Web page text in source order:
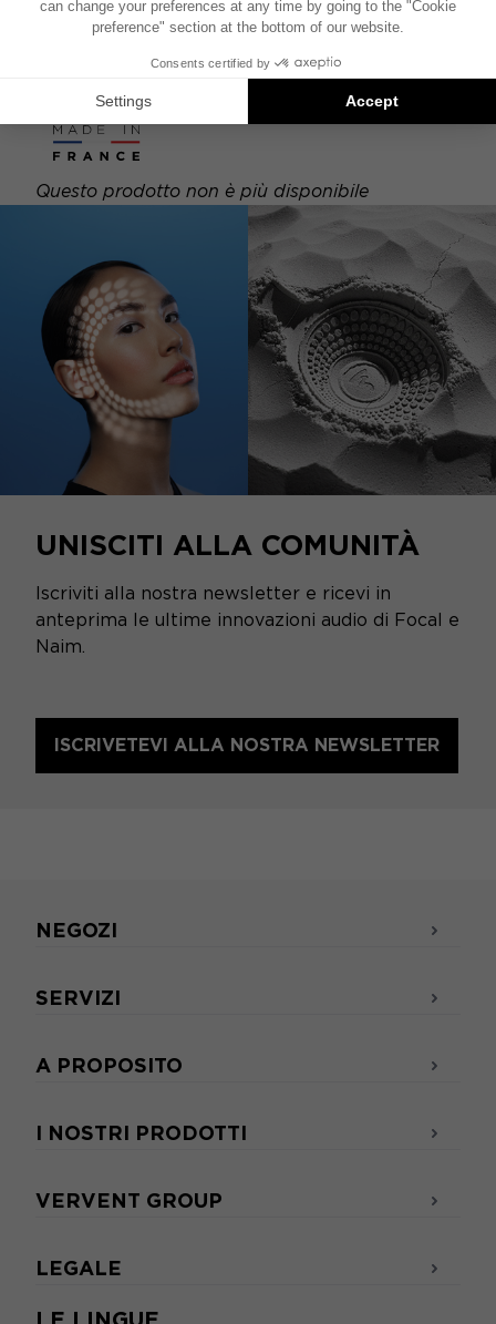
montaggio e possono essere installati in
posizioni originali, in supporti inclinati o
incassati. The Il kit è fornito con griglie in
alluminio e mesh.
Questo prodotto non è più disponibile
UNISCITI ALLA COMUNITÀ
Iscriviti alla nostra newsletter e ricevi in
anteprima le ultime innovazioni audio di Focal e
Naim.
ISCRIVETEVI ALLA NOSTRA NEWSLETTER
NEGOZI
SERVIZI
A PROPOSITO
I NOSTRI PRODOTTI
VERVENT GROUP
LEGALE